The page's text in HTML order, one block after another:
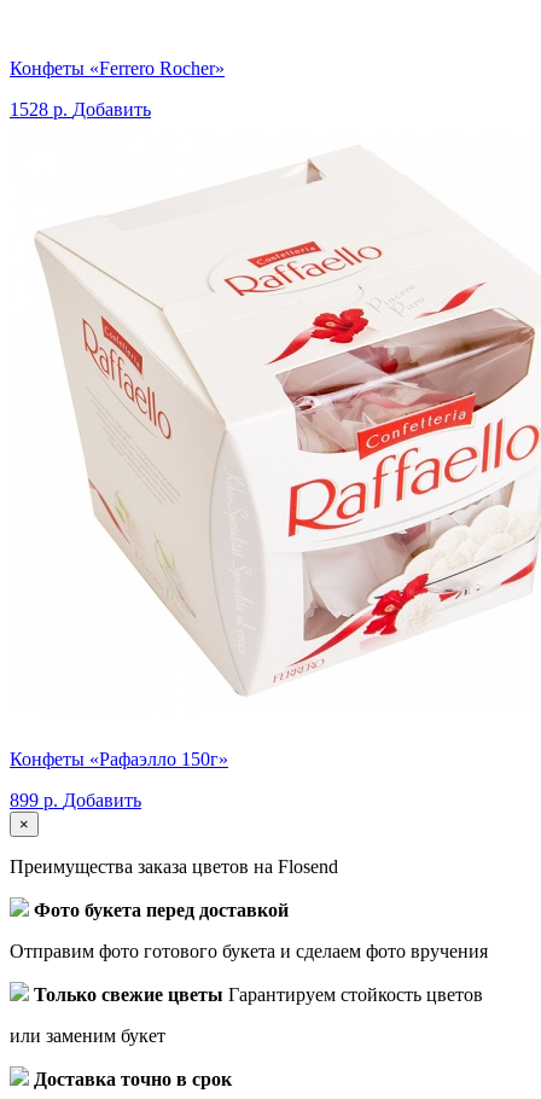
Конфеты «Ferrero Rocher»
1528 р. Добавить
Конфеты «Рафаэлло 150г»
899 р. Добавить
×
Преимущества заказа цветов на Flosend
Фото букета перед доставкой
Отправим фото готового букета и сделаем фото вручения
Только свежие цветы Гарантируем стойкость цветов
или заменим букет
Доставка точно в срок